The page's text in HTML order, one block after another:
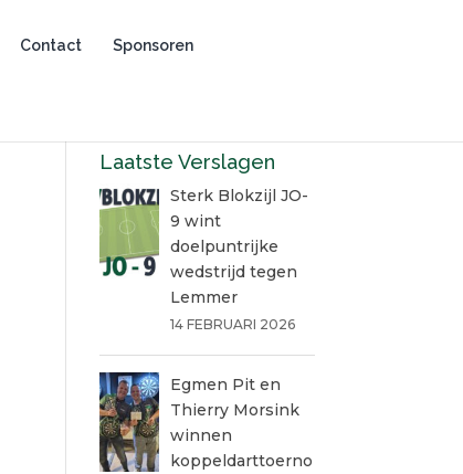
Contact Sponsoren
Laatste Verslagen
Sterk Blokzijl JO-
9 wint
doelpuntrijke
wedstrijd tegen
Lemmer
14 FEBRUARI 2026
Egmen Pit en
Thierry Morsink
winnen
koppeldarttoerno